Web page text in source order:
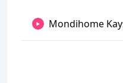
Mondihome